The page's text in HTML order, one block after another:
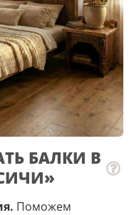
БАЛКИ В
Поможем